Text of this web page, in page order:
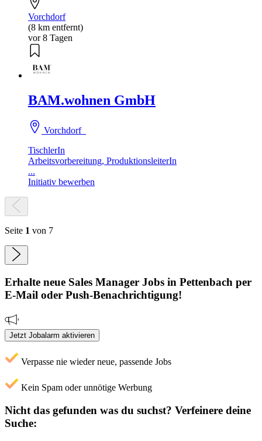
Vorchdorf
(8 km entfernt)
vor 8 Tagen
BAM.wohnen GmbH
Vorchdorf
TischlerIn
Arbeitsvorbereitung, ProduktionsleiterIn
...
Initiativ bewerben
Seite 1 von 7
Erhalte neue Sales Manager Jobs in Pettenbach per
E-Mail oder Push-Benachrichtigung!
Jetzt Jobalarm aktivieren
Verpasse nie wieder neue, passende Jobs
Kein Spam oder unnötige Werbung
Nicht das gefunden was du suchst? Verfeinere deine
Suche: